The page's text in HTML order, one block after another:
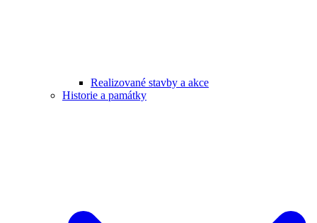
Realizované stavby a akce
Historie a památky